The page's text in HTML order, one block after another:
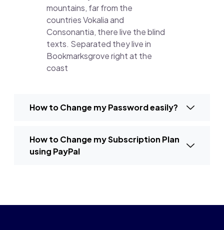
mountains, far from the
countries Vokalia and
Consonantia, there live the blind
texts. Separated they live in
Bookmarksgrove right at the
coast
How to Change my Password easily?
How to Change my Subscription Plan
using PayPal